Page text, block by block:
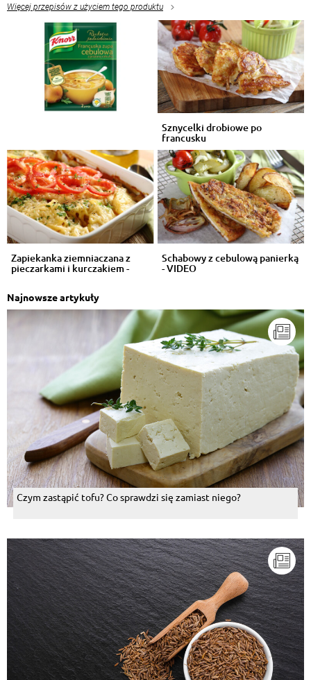
Więcej przepisów z użyciem tego produktu
Sznycelki drobiowe po
francusku
Zapiekanka ziemniaczana z
pieczarkami i kurczakiem -
VIDEO
Schabowy z cebulową panierką
- VIDEO
Najnowsze artykuły
Czym zastąpić tofu? Co sprawdzi się zamiast niego?